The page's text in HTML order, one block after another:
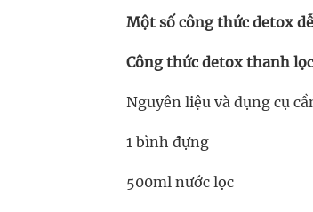
Một số công thức detox
Công thức detox thanh
Nguyên liệu và dụng cụ
1 bình đựng
500ml nước lọc